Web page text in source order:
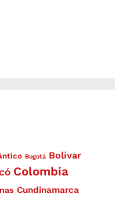
Bogotá Bolívar
Colombia
Cundinamarca